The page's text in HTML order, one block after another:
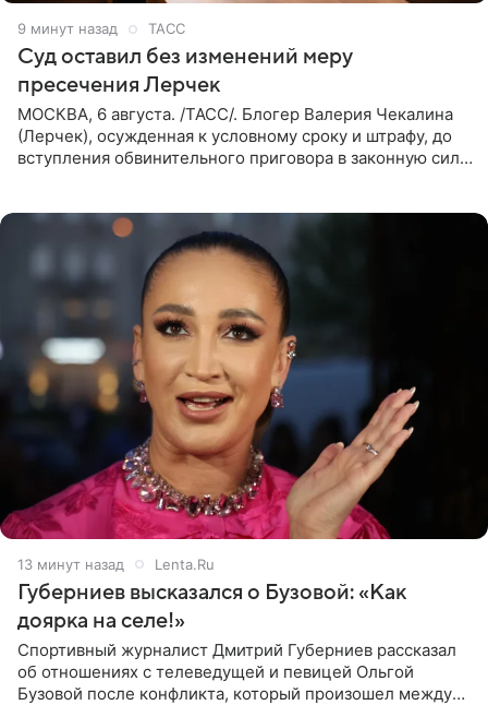
10 минут назад ТАСС
Суд оставил без изменений меру
пресечения Лерчек
МОСКВА, 6 августа. /ТАСС/. Блогер Валерия Чекалина
(Лерчек), осужденная к условному сроку и штрафу, до
вступления обвинительного приговора в законную силу
14 минут назад Lenta.Ru
Губерниев высказался о Бузовой: «Как
доярка на селе!»
Спортивный журналист Дмитрий Губерниев рассказал
об отношениях с телеведущей и певицей Ольгой
Бузовой после конфликта, который произошел между